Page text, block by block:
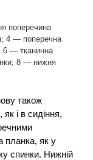
поперечина
4 — поперечна
6 — тканинна
8 — нижня
також
і в сидіння,
планка, як у
спинки. Нижній